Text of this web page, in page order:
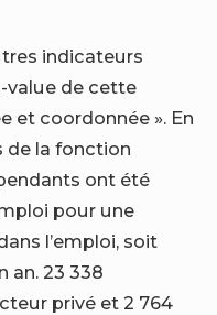
indicateurs
value de cette
et coordonnée ». En
de la fonction
ont été
pour une
l’emploi, soit
an. 23 338
privé et 2 764